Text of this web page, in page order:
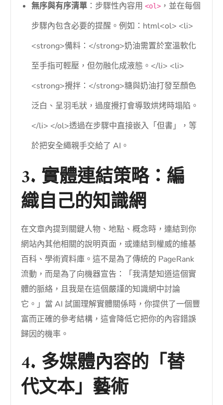
無序與有序清單 ：步驟性內容用<ol> ，並在每個
步驟內包含必要的提醒。例如：html<ol> <li>
<strong>備料：</strong>奶油需置於室溫軟化
至手指可輕壓，但勿融化成液態。</li> <li>
<strong>攪拌：</strong>糖與奶油打發至顏色
泛白、呈羽毛狀，過度攪打會導致烘烤時塌陷。
</li> </ol>透過在步驟中直接嵌入「但書」，等
於把安全繩親手交給了 AI。
3. 實體連結策略：編
織自己的知識網
在文章內提到關鍵人物、地點、概念時，連結到你
網站內其他相關的說明頁面，或連結到權威的維基
百科、學術資料庫。這不是為了傳統的 PageRank
流動，而是為了向機器宣告：「我清楚知道這個實
體的脈絡，且我是在這個嚴謹的知識網中討論
它。」當 AI 試圖理解實體關係時，你提供了一個豐
富而正確的參考結構，這會降低它把你的內容錯誤
歸因的機率。
4. 多媒體內容的「替
代文本」藝術